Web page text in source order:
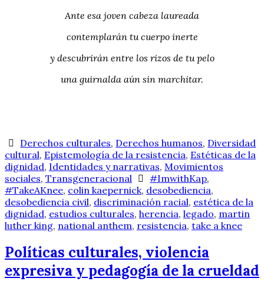
Ante esa joven cabeza laureada
contemplarán tu cuerpo inerte
y descubrirán entre los rizos de tu pelo
una guirnalda aún sin marchitar.
Derechos culturales, Derechos humanos, Diversidad
cultural, Epistemología de la resistencia, Estéticas de la
dignidad, Identidades y narrativas, Movimientos
sociales, Transgeneracional #ImwithKap,
#TakeAKnee, colin kaepernick, desobediencia,
desobediencia civil, discriminación racial, estética de la
dignidad, estudios culturales, herencia, legado, martin
luther king, national anthem, resistencia, take a knee
Políticas culturales, violencia
expresiva y pedagogía de la crueldad